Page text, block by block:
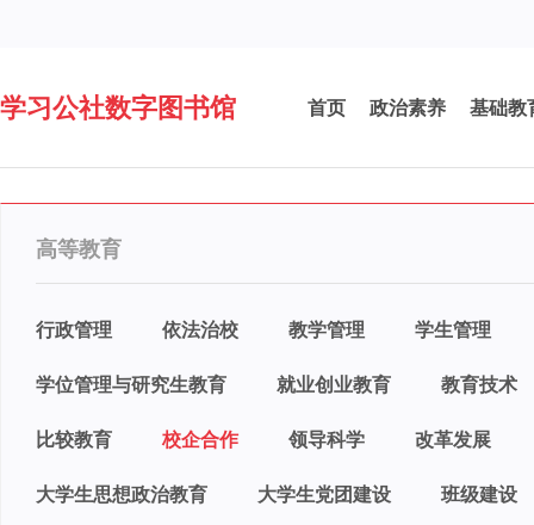
学习公社数字图书馆 首页 政治素养 基础教
高等教育
行政管理 依法治校 教学管理 学生管理
学位管理与研究生教育 就业创业教育 教育技术
比较教育 校企合作 领导科学 改革发展
大学生思想政治教育 大学生党团建设 班级建设